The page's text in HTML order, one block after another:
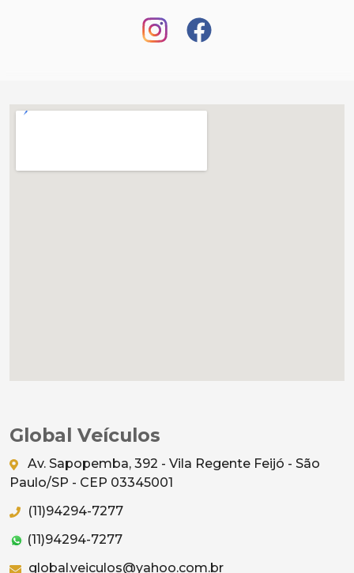
Global Veículos
Av. Sapopemba, 392 - Vila Regente Feijó - São
Paulo/SP - CEP 03345001
(11)94294-7277
(11)94294-7277
global.veiculos@yahoo.com.br